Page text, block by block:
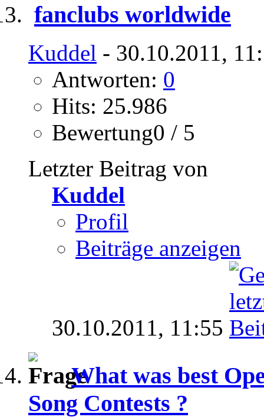
fanclubs worldwide
Kuddel - 30.10.2011,
Antworten: 0
Hits: 25.986
Bewertung0 / 5
Letzter Beitrag von
Kuddel
Profil
Beiträge anzeigen
30.10.2011, 11:55
What was best
Song Contests ?